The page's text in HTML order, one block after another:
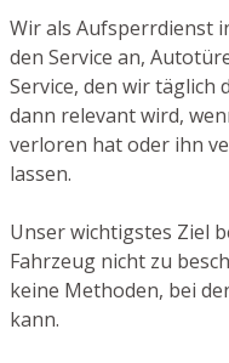
Wir als Aufsperrdienst
den Service an,
Service, den wir
dann relevant wird,
verloren hat oder ihn
lassen.
Unser wichtigstes Ziel
Fahrzeug nicht zu
keine Methoden, bei
kann.